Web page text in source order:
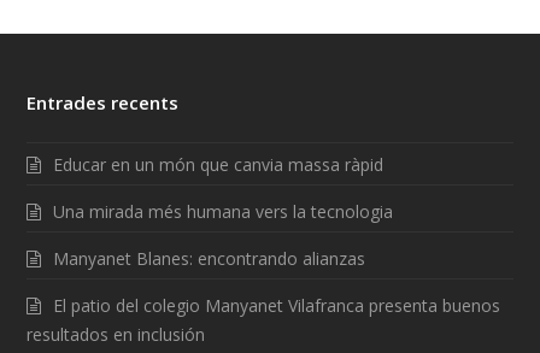
Entrades recents
Educar en un món que canvia massa ràpid
Una mirada més humana vers la tecnologia
Manyanet Blanes: encontrando alianzas
El patio del colegio Manyanet Vilafranca presenta buenos
resultados en inclusión